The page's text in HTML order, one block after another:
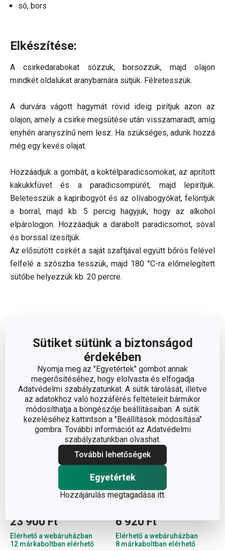
Sütiket sütünk a biztonságod
érdekében
Nyomja meg az "Egyetértek" gombot annak
megerősítéséhez, hogy elolvasta és elfogadja
Adatvédelmi szabályzatunkat. A sütik tárolását, illetve
az adatokhoz való hozzáférés feltételeit bármikor
módosíthatja a böngészője beállításaiban. A sütik
kezeléséhez kattintson a "Beállítások módosítása"
gombra. További információt az Adatvédelmi
szabályzatunkban olvashat.
További lehetőségek
Egyetértek
Hozzájárulás megtagadása itt.
só, bors
Elkészítése:
A csirkedarabokat sózzuk, borsozzuk, majd olajon
mindkét oldalukat aranybarnára sütjük. Félretesszük.
A durvára vágott hagymát rövid ideig pirítjuk azon az
olajon, amely a csirke megsütése után visszamaradt, amíg
enyhén aranyszínű nem lesz. Ha szükséges, adunk hozzá
még egy kevés olajat.
Hozzáadjuk a gombát, a koktélparadicsomokat, az aprított
kakukkfüvet és a paradicsompürét, majd lepirítjuk.
Beletesszük a kapribogyót és az olívabogyókat, felöntjük
a borral, majd kb. 5 percig hagyjuk, hogy az alkohol
elpárologjon. Hozzáadjuk a darabolt paradicsomot, sóval
és borssal ízesítjük.
Az elősütött csirkét a saját szaftjával együtt bőrös felével
felfelé a szószba tesszük, majd 180 °C-ra előmelegített
sütőbe helyezzük kb. 20 percre.
GrandCHEF+ serpenyő
23 900 Ft
Elérhető a webáruházban
12 márkaboltban elérhető
HANDY hagymaszeletelő
6 920 Ft
Elérhető a webáruházban
8 márkaboltban elérhető